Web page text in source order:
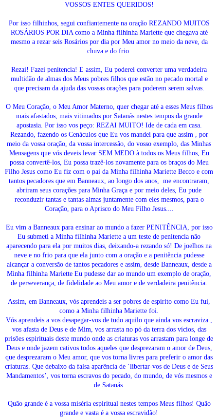
VOSSOS ENTES QUERIDOS!
Por isso filhinhos, segui confiantemente na oração REZANDO MUITOS
ROSÁRIOS POR DIA como a Minha filhinha Mariette que chegava até
mesmo a rezar seis Rosários por dia por Meu amor no meio da neve, da
chuva e do frio.
Rezai! Fazei penitencia! E assim, Eu poderei converter uma verdadeira
multidão de almas dos Meus pobres filhos que estão no pecado mortal e
que precisam da ajuda das vossas orações para poderem serem salvas.
O Meu Coração, o Meu Amor Materno, quer chegar até a esses Meus filhos
mais afastados, mais vitimados por Satanás nestes tempos da grande
apostasia. Por isso vos peço: REZAI MUITO! Ide de cada em casa.
Rezando, fazendo os Cenáculos que Eu vos mandei para que assim , por
meio da vossa oração, da vossa intercessão, do vosso exemplo, das Minhas
Mensagens que vós deveis levar SEM MEDO à todos os Meus filhos, Eu
possa convertê-los, Eu possa trazê-los novamente para os braços do Meu
Filho Jesus como Eu fiz com o pai da Minha filhinha Mariette Becco e com
tantos pecadores que em Banneaux, ao longo dos anos, me encontraram,
abriram seus corações para Minha Graça e por meio deles, Eu pude
reconduzir tantas e tantas almas juntamente com eles mesmos, para o
Coração, para o Aprisco do Meu Filho Jesus....
Eu vim a Banneaux para ensinar ao mundo a fazer PENITÊNCIA, por isso
Eu submeti a Minha filhinha Mariette a um teste de penitencia não
aparecendo para ela por muitos dias, deixando-a rezando só! De joelhos na
neve e no frio para que ela junto com a oração e a penitência pudesse
alcançar a conversão de tantos pecadores e assim, desde Banneaux, desde a
Minha filhinha Mariette Eu pudesse dar ao mundo um exemplo de oração,
de perseverança, de fidelidade ao Meu amor e de verdadeira penitência.
Assim, em Banneaux, vós aprendeis a ser pobres de espírito como Eu fui,
como a Minha filhinha Mariette foi.
Vós aprendeis a vos desapegar-vos de tudo aquilo que ainda vos escraviza ,
vos afasta de Deus e de Mim, vos arrasta no pó da terra dos vícios, das
prisões espirituais deste mundo onde as criaturas vos arrastam para longe de
Deus e onde jazem cativos todos aqueles que desprezaram o amor de Deus,
que desprezaram o Meu amor, que vos torna livres para preferir o amor das
criaturas. Que debaixo da falsa aparência de ‘libertar-vos de Deus e de Seus
Mandamentos’, vos torna escravos do pecado, do mundo, de vós mesmos e
de Satanás.
Quão grande é a vossa miséria espiritual nestes tempos Meus filhos! Quão
grande e vasta é a vossa escravidão!